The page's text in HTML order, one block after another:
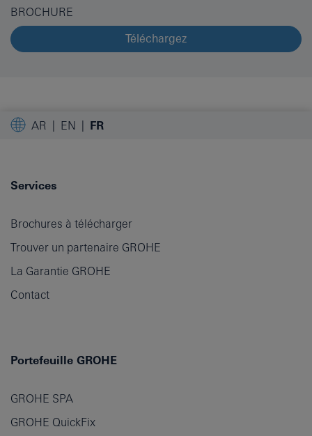
BROCHURE
Téléchargez
AR EN FR
Services
Brochures à télécharger
Trouver un partenaire GROHE
La Garantie GROHE
Contact
Portefeuille GROHE
GROHE SPA
GROHE QuickFix